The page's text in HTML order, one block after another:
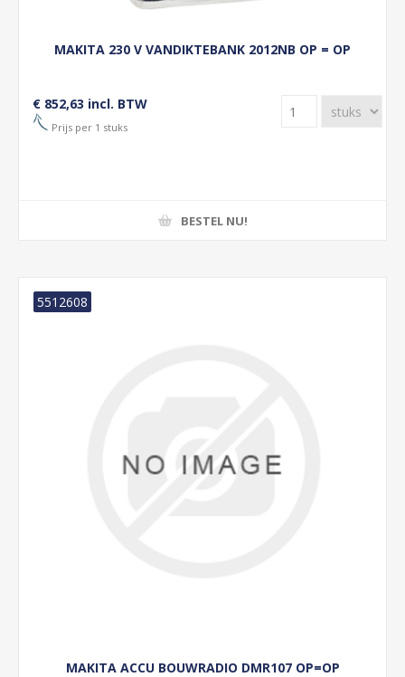
MAKITA 230 V VANDIKTEBANK 2012NB OP = OP
€ 852,63 incl. BTW
Prijs per 1 stuks
BESTEL NU!
MAKITA ACCU BOUWRADIO DMR107 OP=OP
5512608